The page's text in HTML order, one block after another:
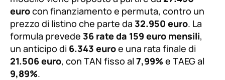
eurocon finanziamento e permuta, contro un
prezzo di listino che parte da 32.950 euro. La
formula prevede 36 rate da 159 euro mensili,
un anticipo di 6.343 euroe una rata finale di
21.506 euro, con TAN fisso al 7,99% e TAEG al
9,89%.